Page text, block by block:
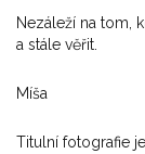
Nezáleží na tom,
a stále věřit.
Míša
Titulní fotografie